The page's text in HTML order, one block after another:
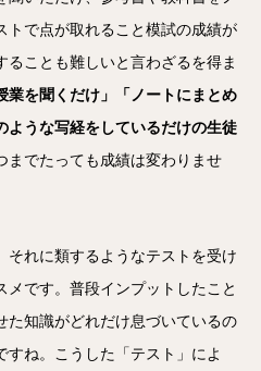
トで点が取れること模試の成績が
ことも難しいと言わざるを得ま
業を聞くだけ」「ノートにまとめ
ような写経をしているだけの生徒
までたっても成績は変わりませ
それに類するようなテストを受け
メです。普段インプットしたこと
た知識がどれだけ息づいているの
ね。こうした「テスト」によ